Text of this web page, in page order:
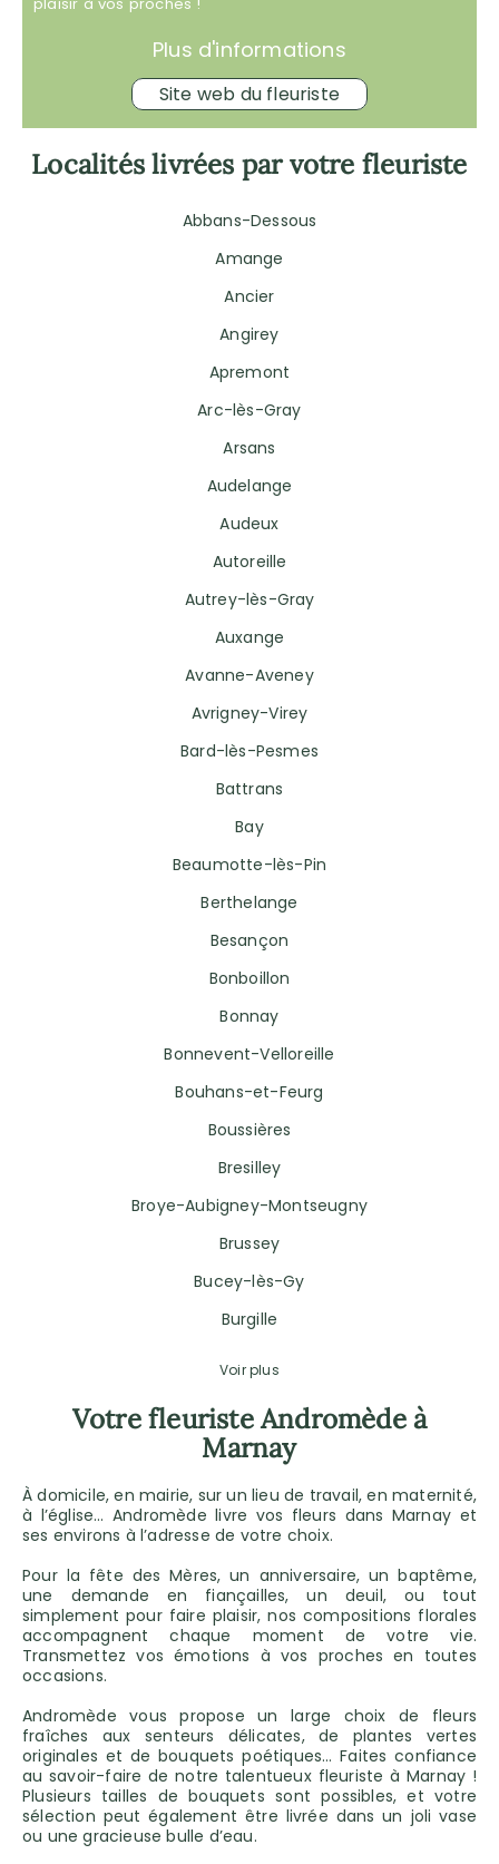
Plus d'informations
Site web du fleuriste
Localités livrées par votre fleuriste
Abbans-Dessous
Amange
Ancier
Angirey
Apremont
Arc-lès-Gray
Arsans
Audelange
Audeux
Autoreille
Autrey-lès-Gray
Auxange
Avanne-Aveney
Avrigney-Virey
Bard-lès-Pesmes
Battrans
Bay
Beaumotte-lès-Pin
Berthelange
Besançon
Bonboillon
Bonnay
Bonnevent-Velloreille
Bouhans-et-Feurg
Boussières
Bresilley
Broye-Aubigney-Montseugny
Brussey
Bucey-lès-Gy
Burgille
Voir plus
Votre fleuriste Andromède à
Marnay
À domicile, en mairie, sur un lieu de travail, en maternité,
à l’église… Andromède livre vos fleurs dans Marnay et
ses environs à l’adresse de votre choix.
Pour la fête des Mères, un anniversaire, un baptême,
une demande en fiançailles, un deuil, ou tout
simplement pour faire plaisir, nos compositions florales
accompagnent chaque moment de votre vie.
Transmettez vos émotions à vos proches en toutes
occasions.
Andromède vous propose un large choix de fleurs
fraîches aux senteurs délicates, de plantes vertes
originales et de bouquets poétiques… Faites confiance
au savoir-faire de notre talentueux fleuriste à Marnay !
Plusieurs tailles de bouquets sont possibles, et votre
sélection peut également être livrée dans un joli vase
ou une gracieuse bulle d’eau.